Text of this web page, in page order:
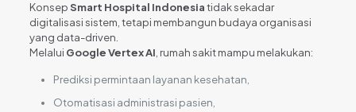
KonsepSmart Hospital Indonesiatidak sekadar
digitalisasi sistem, tetapi membangun budaya organisasi
yang data-driven.
Melalui Google Vertex AI , rumah sakit mampu melakukan:
Prediksi permintaan layanan kesehatan,
Otomatisasi administrasi pasien,